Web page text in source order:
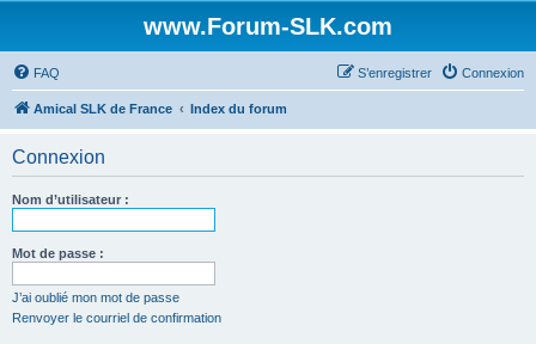
www.Forum-SLK.com
FAQ Connexion
S’enregistrer
Amical SLK de France Index du forum
Connexion
Nom d’utilisateur :
Mot de passe :
J’ai oublié mon mot de passe
Renvoyer le courriel de confirmation